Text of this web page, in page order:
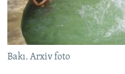
KARIKATURA
İSLAM VƏ DEMOKRATIYA
İZ - MƏDƏNIYYƏT PROQRAMI
PEŞƏ ETIKASI VƏ
MATERIALLARIMIZDAN ISTIFADƏ
AZADLIQRADIOSU MOBIL
BIZI IZLƏ
RFE/RL-in bütün saytları
Bakı. Arxiv foto